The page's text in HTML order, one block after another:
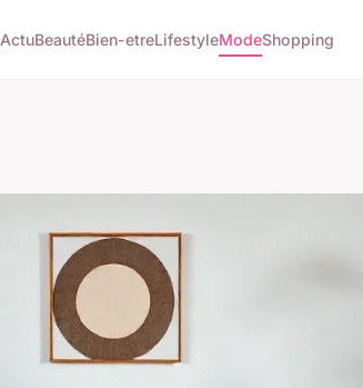
ActuBeautéBien-etreLifestyleModeShopping